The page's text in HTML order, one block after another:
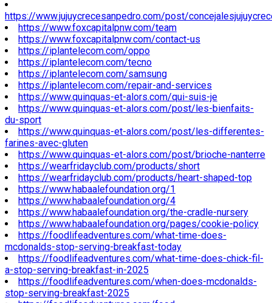
https://www.jujuycrecesanpedro.com/post/
https://www.foxcapitalpnw.com/team
https://www.foxcapitalpnw.com/contact-us
https://iplantelecom.com/oppo
https://iplantelecom.com/tecno
https://iplantelecom.com/samsung
https://iplantelecom.com/repair-and-services
https://www.quinquas-et-alors.com/qui-suis-je
https://www.quinquas-et-alors.com/post/les-bienfaits-
du-sport
https://www.quinquas-et-alors.com/post/les-differentes-
farines-avec-gluten
https://www.quinquas-et-alors.com/post/brioche-nanterre
https://wearfridayclub.com/products/short
https://wearfridayclub.com/products/heart-shaped-top
https://www.habaalefoundation.org/1
https://www.habaalefoundation.org/4
https://www.habaalefoundation.org/the-cradle-nursery
https://www.habaalefoundation.org/pages/cookie-policy
https://foodlifeadventures.com/what-time-does-
mcdonalds-stop-serving-breakfast-today
https://foodlifeadventures.com/what-time-does-chick-fil-
a-stop-serving-breakfast-in-2025
https://foodlifeadventures.com/when-does-mcdonalds-
stop-serving-breakfast-2025